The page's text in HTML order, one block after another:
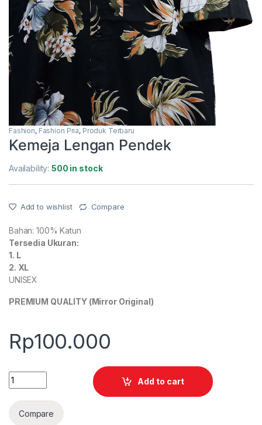
Fashion, Fashion Pria, Produk Terbaru
Kemeja Lengan Pendek
Availability:500 in stock
Add to wishlist Compare
Bahan: 100% Katun
Tersedia Ukuran:
1. L
2. XL
UNISEX
PREMIUM QUALITY (Mirror Original)
Rp100.000
Quantity
Add to cart
Compare